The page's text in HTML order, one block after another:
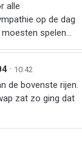
alle
op de dag
spelen...
· 10:42
de bovenste rijen.
zat zo ging dat